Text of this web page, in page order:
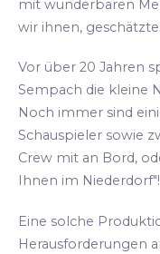
mit wunderbaren
wir ihnen,
Vor über 20 Jahren
Sempach die kleine
Noch immer sind
Schauspieler sowie
Crew mit an Bord,
Ihnen im Niederdorf"!
Eine solche
Herausforderungen